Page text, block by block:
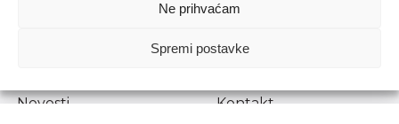
Ne prihvaćam
Spremi postavke
1778129
Prenošenje sadržaja dopušteno je uz navođenje izvora.
Novosti
Kontakt